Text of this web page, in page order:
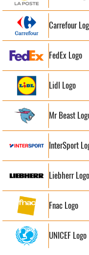
Carrefour
FedEx Logo
Lidl Logo
Mr Beast
InterSport
Liebherr Logo
Fnac Logo
UNICEF Logo